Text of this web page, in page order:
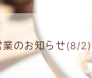
業のお知らせ(8/2)